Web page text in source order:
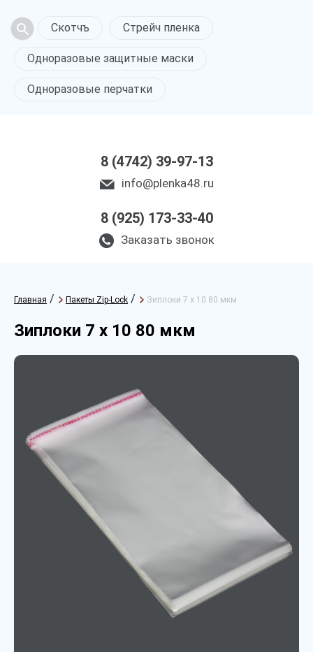
Скотчъ Стрейч пленка
Одноразовые защитные маски
Одноразовые перчатки
8 (4742) 39-97-13
info@plenka48.ru
8 (925) 173-33-40
Заказать звонок
Главная / Пакеты Zip-Lock / Зиплоки 7 х 10 80 мкм
Зиплоки 7 х 10 80 мкм